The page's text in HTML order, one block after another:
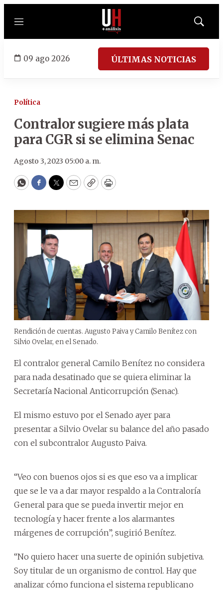
Menú
Mostrar
09 ago 2026 ÚLTIMAS NOTICIAS
Política
Contralor sugiere más plata
para CGR si se elimina Senac
Agosto 3, 2023 05:00 a. m.
WhatsApp
Facebook
Twitter
EmailCopyPrint
Rendición de cuentas. Augusto Paiva y Camilo Benítez con
Silvio Ovelar, en el Senado.
El contralor general Camilo Benítez no considera
para nada desatinado que se quiera eliminar la
Secretaría Nacional Anticorrupción (Senac).
El mismo estuvo por el Senado ayer para
presentar a Silvio Ovelar su balance del año pasado
con el subcontralor Augusto Paiva.
“Veo con buenos ojos si es que eso va a implicar
que se le va a dar mayor respaldo a la Contraloría
General para que se pueda invertir mejor en
tecnología y hacer frente a los alarmantes
márgenes de corrupción”, sugirió Benítez.
“No quiero hacer una suerte de opinión subjetiva.
Soy titular de un organismo de control. Hay que
analizar cómo funciona el sistema republicano